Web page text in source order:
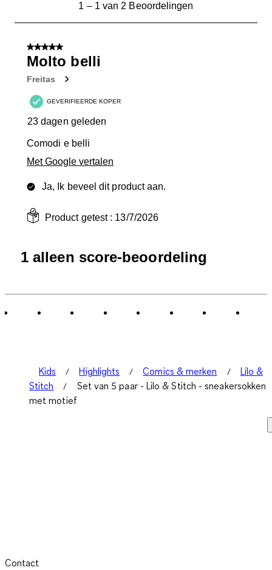
van
Beoordelingen.
1 – 1 van 2 Beoordelingen
5 van 5 sterren.
Molto belli
Freitas
GEVERIFIEERDE KOPER
23 dagen geleden
Comodi e belli
Met Google vertalen
Ja, Ik beveel dit product aan.
Product getest : 13/7/2026
1 alleen score-beoordeling
Kids Highlights Comics & merken
Lilo &
Stitch
Set van 5 paar - Lilo & Stitch - sneakersokken
met motief
Contact